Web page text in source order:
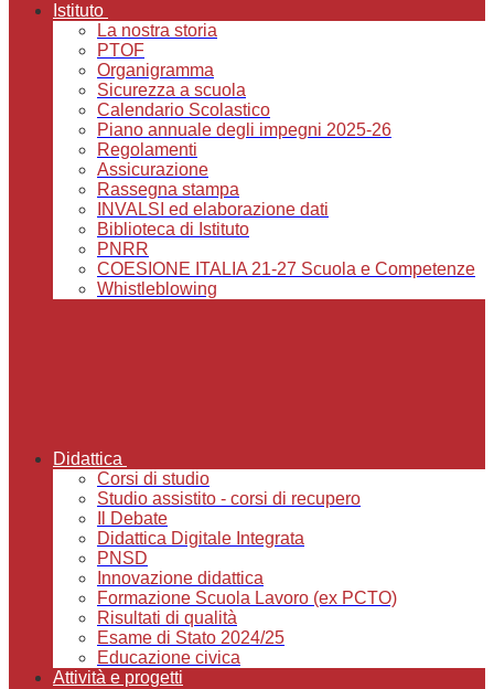
Istituto
La nostra storia
PTOF
Organigramma
Sicurezza a scuola
Calendario Scolastico
Piano annuale degli impegni 2025-26
Regolamenti
Assicurazione
Rassegna stampa
INVALSI ed elaborazione dati
Biblioteca di Istituto
PNRR
COESIONE ITALIA 21-27 Scuola e Competenze
Whistleblowing
Didattica
Corsi di studio
Studio assistito - corsi di recupero
Il Debate
Didattica Digitale Integrata
PNSD
Innovazione didattica
Formazione Scuola Lavoro (ex PCTO)
Risultati di qualità
Esame di Stato 2024/25
Educazione civica
Attività e progetti